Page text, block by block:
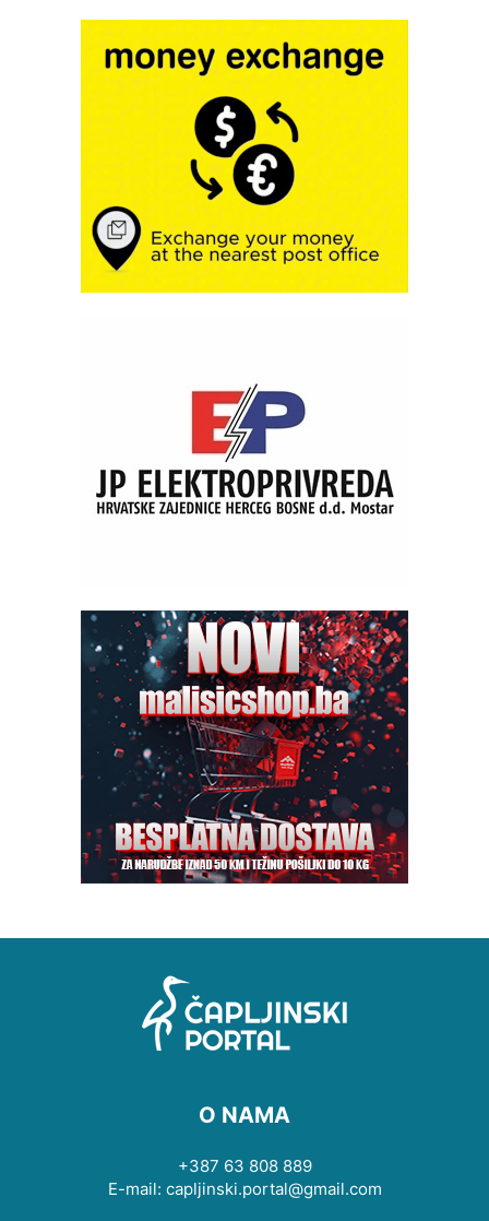
O NAMA
+387 63 808 889
E-mail: capljinski.portal@gmail.com